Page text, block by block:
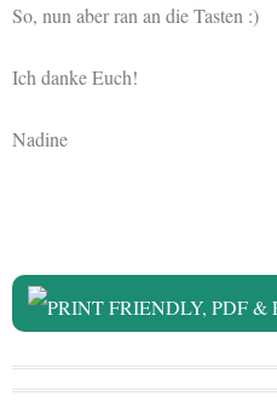
So, nun aber ran an die Tasten :)
Ich danke Euch!
Nadine